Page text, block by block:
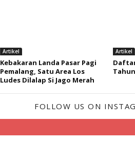
Artikel
Kebakaran Landa Pasar Pagi
Pemalang, Satu Area Los
Ludes Dilalap Si Jago Merah
Artikel
FOLLOW US ON